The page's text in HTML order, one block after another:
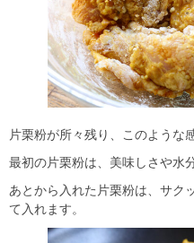
片栗粉が所々残り、このような
最初の片栗粉は、美味しさや水
あとから入れた片栗粉は、サク
て入れます。